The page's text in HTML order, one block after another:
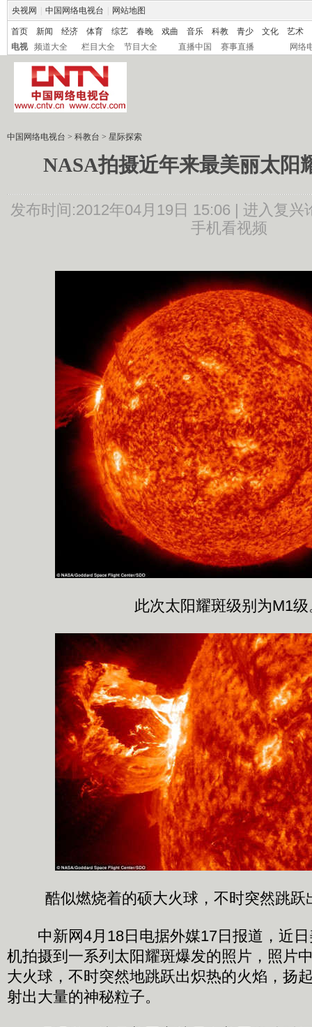
央视网 中国网络电视台 网站地图
首页 新闻 经济 体育 综艺 春晚 戏曲 音乐 科教 青少 文化
艺术
电视
频道大全 栏目大全 节目大全 直播中国 赛事直播 网络
中国网络电视台 > 科教台 > 星际探索
NASA拍摄近年来最美丽太阳
发布时间:2012年04月19日 15:06 | 进入复兴
手机看视频
此次太阳耀斑级别为M1级
酷似燃烧着的硕大火球，不时突然跳跃
中新网4月18日电据外媒17日报道，近日
机拍摄到一系列太阳耀斑爆发的照片，照片
大火球，不时突然地跳跃出炽热的火焰，扬
射出大量的神秘粒子。